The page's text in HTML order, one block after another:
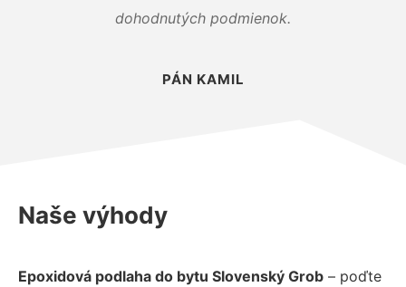
dohodnutých podmienok.
PÁN KAMIL
Naše výhody
Epoxidová podlaha do bytu Slovenský Grob – poďte